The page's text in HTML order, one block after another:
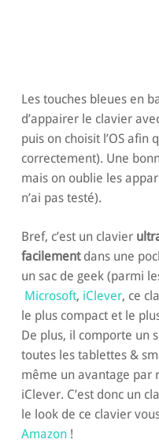
Les touches bleues en
d’appairer le clavier
puis on choisit l’OS afin
correctement). Une
mais on oublie les
n’ai pas testé).
Bref, c’est un clavier
facilementdans une
un sac de geek (parmi
Microsoft, iClever, ce
le plus compact et le
De plus, il comporte un
toutes les tablettes &
même un avantage par
iClever. C’est donc un
le look de ce clavier
Amazon!